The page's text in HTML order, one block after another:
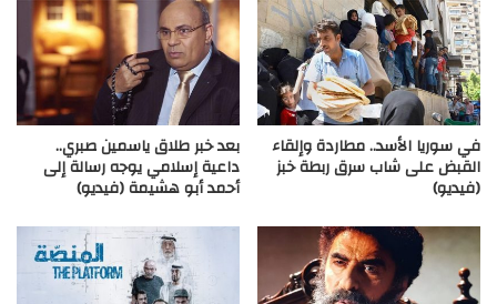
في سوريا الأسد.. مطاردة وإلقاء
القبض على شاب سرق ربطة خبز
(فيديو)
بعد خبر طلاق ياسمين صبري..
داعية إسلامي يوجه رسالة إلى
أحمد أبو هشيمة (فيديو)